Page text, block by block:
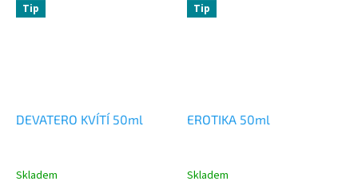
Tip
DEVATERO KVÍTÍ 50ml
Skladem
Tip
EROTIKA 50ml
Skladem